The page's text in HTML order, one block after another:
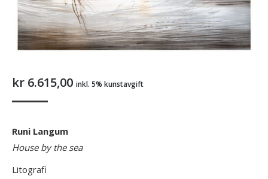
kr 6.615,00 inkl. 5% kunstavgift
Runi Langum
House by the sea
Litografi